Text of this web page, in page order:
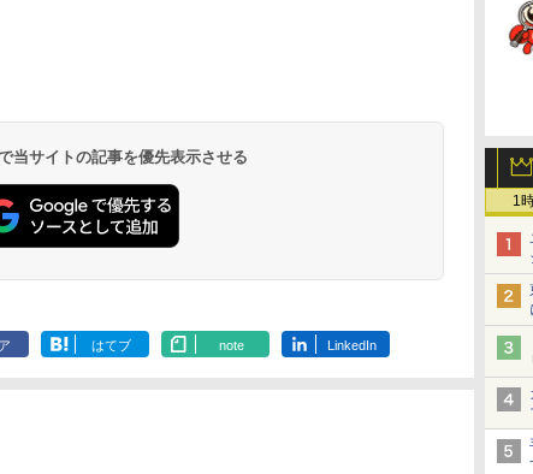
1
当サイトの記事を優先表示させる
はてブ note LinkedIn